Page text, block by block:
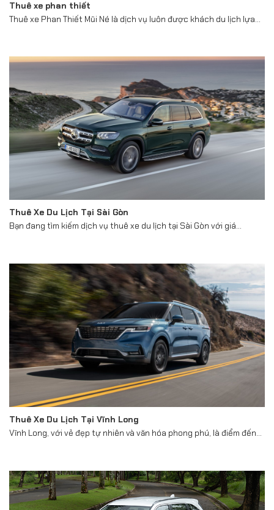
Thuê xe phan thiết
Thuê xe Phan Thiết Mũi Né là dịch vụ luôn được khách du lịch lựa...
Thuê Xe Du Lịch Tại Sài Gòn
Bạn đang tìm kiếm dịch vụ thuê xe du lịch tại Sài Gòn với giá...
Thuê Xe Du Lịch Tại Vĩnh Long
Vĩnh Long, với vẻ đẹp tự nhiên và văn hóa phong phú, là điểm đến...